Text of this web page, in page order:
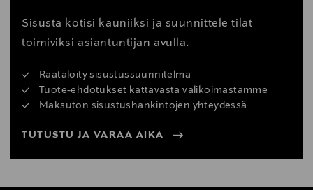
Mitat (L x K x S): 216 x 376 x 351 mm
Paino: 7.7 kg
Takuu 5 vuotta
Hinta/pari
Sisusta kotisi kauniiksi ja suunnittele tilat
toimiviksi asiantuntijan avulla.
Räätälöity sisustussuunnitelma
Tuote-ehdotukset kattavasta valikoimastamme
Maksuton sisustushankintojen yhteydessä
TUTUSTU JA VARAA AIKA